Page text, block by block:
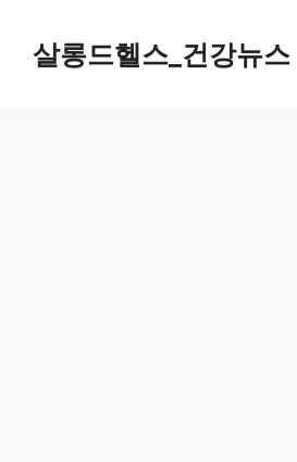
살롱드헬스_건강뉴스